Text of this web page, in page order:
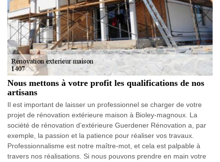
Nous mettons à votre profit les qualifications de nos
artisans
Il est important de laisser un professionnel se charger de votre
projet de rénovation extérieure maison à Bioley-magnoux. La
société de rénovation d’extérieure Guerdener Rénovation a, par
exemple, la passion et la patience pour réaliser vos travaux.
Professionnalisme est notre maître-mot, et cela est palpable à
travers nos réalisations. Si nous pouvons prendre en main votre